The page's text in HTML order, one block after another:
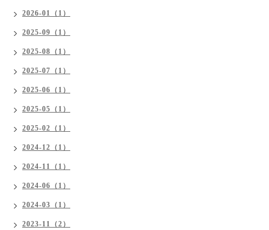
2026-01（1）
2025-09（1）
2025-08（1）
2025-07（1）
2025-06（1）
2025-05（1）
2025-02（1）
2024-12（1）
2024-11（1）
2024-06（1）
2024-03（1）
2023-11（2）